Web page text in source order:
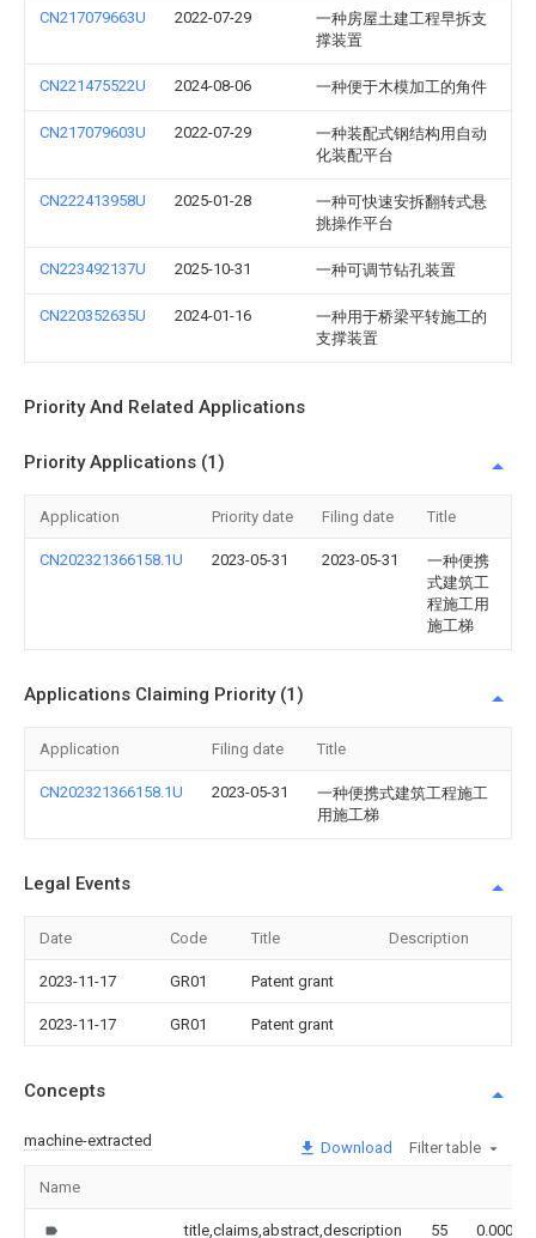
CN217079663U 2022-07-29
一种房屋土建工程早拆支
撑装置
CN221475522U 2024-08-06 一种便于木模加工的角件
CN217079603U 2022-07-29
一种装配式钢结构用自动
化装配平台
CN222413958U 2025-01-28
一种可快速安拆翻转式悬
挑操作平台
CN223492137U 2025-10-31 一种可调节钻孔装置
CN220352635U 2024-01-16
一种用于桥梁平转施工的
支撑装置
Priority And Related Applications
Priority Applications (1)
Application Priority date Filing date Title
CN202321366158.1U 2023-05-31 2023-05-31
一种便携
式建筑工
程施工用
施工梯
Applications Claiming Priority (1)
Application Filing date Title
CN202321366158.1U 2023-05-31
一种便携式建筑工程施工
用施工梯
Legal Events
Date Code Title Description
2023-11-17 GR01 Patent grant
2023-11-17 GR01 Patent grant
Concepts
machine-extracted Download Filter table
Name
title,claims,abstract,description 55 0.000